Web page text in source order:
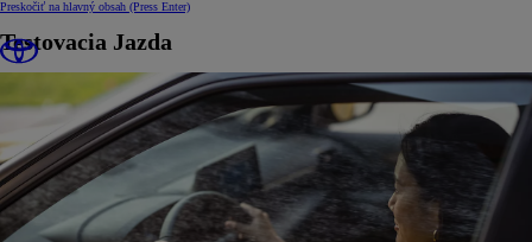
Preskočiť na hlavný obsah (Press Enter)
Testovacia Jazda